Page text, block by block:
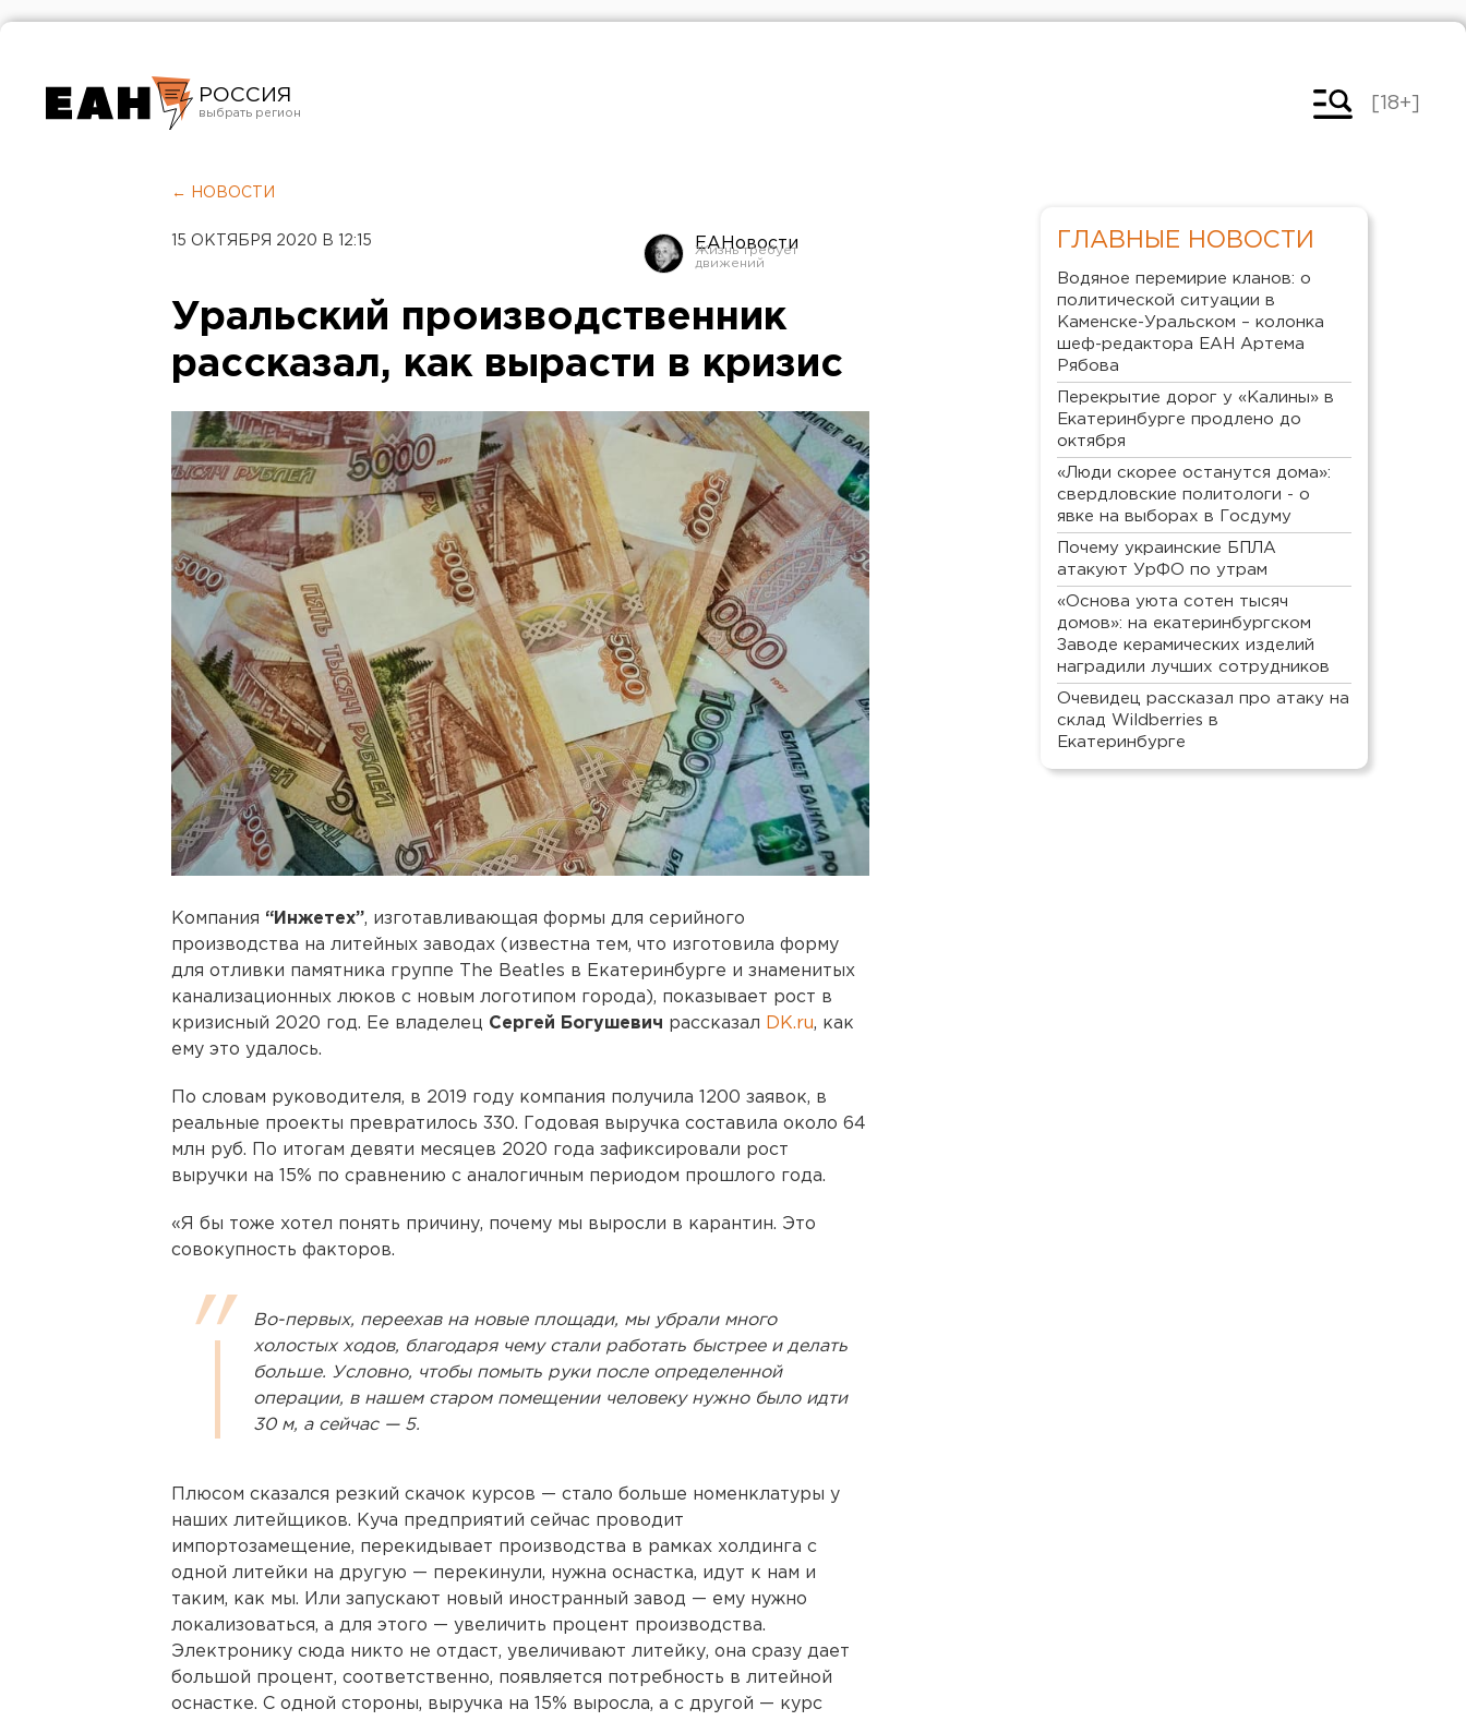
РОССИЯ
Челябинск
[18+]
← НОВОСТИ
15 ОКТЯБРЯ 2020 В 12:15 ЕАНовости
Уральский производственник
рассказал, как вырасти в кризис
Компания “Инжетех”, изготавливающая формы для серийного
производства на литейных заводах (известна тем, что изготовила форму
для отливки памятника группе The Beatles в Екатеринбурге и знаменитых
канализационных люков с новым логотипом города), показывает рост в
кризисный 2020 год. Ее владелец Сергей Богушевич рассказал DK.ru, как
ему это удалось.
По словам руководителя, в 2019 году компания получила 1200 заявок, в
реальные проекты превратилось 330. Годовая выручка составила около 64
млн руб. По итогам девяти месяцев 2020 года зафиксировали рост
выручки на 15% по сравнению с аналогичным периодом прошлого года.
«Я бы тоже хотел понять причину, почему мы выросли в карантин. Это
совокупность факторов.
Во-первых, переехав на новые площади, мы убрали много
холостых ходов, благодаря чему стали работать быстрее и делать
больше. Условно, чтобы помыть руки после определенной
операции, в нашем старом помещении человеку нужно было идти
30 м, а сейчас — 5.
Плюсом сказался резкий скачок курсов — стало больше номенклатуры у
наших литейщиков. Куча предприятий сейчас проводит
импортозамещение, перекидывает производства в рамках холдинга с
одной литейки на другую — перекинули, нужна оснастка, идут к нам и
таким, как мы. Или запускают новый иностранный завод — ему нужно
локализоваться, а для этого — увеличить процент производства.
Электронику сюда никто не отдаст, увеличивают литейку, она сразу дает
большой процент, соответственно, появляется потребность в литейной
оснастке. С одной стороны, выручка на 15% выросла, а с другой — курс
ГЛАВНЫЕ НОВОСТИ
Водяное перемирие кланов: о
политической ситуации в
Каменске-Уральском – колонка
шеф-редактора ЕАН Артема
Рябова
Перекрытие дорог у «Калины» в
Екатеринбурге продлено до
октября
«Люди скорее останутся дома»:
свердловские политологи - о
явке на выборах в Госдуму
Почему украинские БПЛА
атакуют УрФО по утрам
«Основа уюта сотен тысяч
домов»: на екатеринбургском
Заводе керамических изделий
наградили лучших сотрудников
Очевидец рассказал про атаку на
склад Wildberries в
Екатеринбурге